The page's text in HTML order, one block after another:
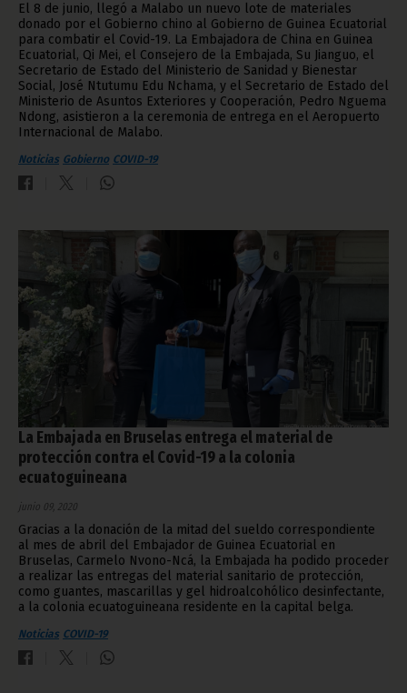
El 8 de junio, llegó a Malabo un nuevo lote de materiales
donado por el Gobierno chino al Gobierno de Guinea Ecuatorial
para combatir el Covid-19. La Embajadora de China en Guinea
Ecuatorial, Qi Mei, el Consejero de la Embajada, Su Jianguo, el
Secretario de Estado del Ministerio de Sanidad y Bienestar
Social, José Ntutumu Edu Nchama, y el Secretario de Estado del
Ministerio de Asuntos Exteriores y Cooperación, Pedro Nguema
Ndong, asistieron a la ceremonia de entrega en el Aeropuerto
Internacional de Malabo.
Noticias Gobierno COVID-19
La Embajada en Bruselas entrega el material de
protección contra el Covid-19 a la colonia
ecuatoguineana
junio 09, 2020
Gracias a la donación de la mitad del sueldo correspondiente
al mes de abril del Embajador de Guinea Ecuatorial en
Bruselas, Carmelo Nvono-Ncá, la Embajada ha podido proceder
a realizar las entregas del material sanitario de protección,
como guantes, mascarillas y gel hidroalcohólico desinfectante,
a la colonia ecuatoguineana residente en la capital belga.
Noticias COVID-19